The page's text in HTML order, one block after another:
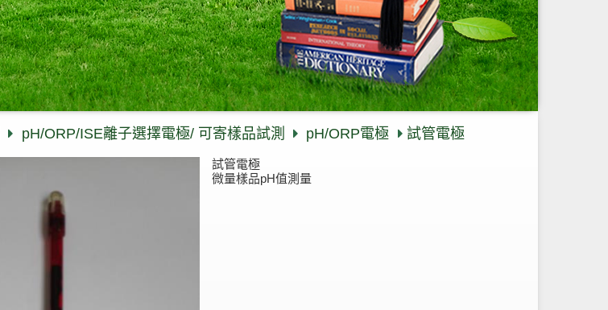
pH/ORP/ISE離子選擇電極/ 可寄樣品試測 pH/ORP電極 試管電極
試管電極
微量樣品pH值測量